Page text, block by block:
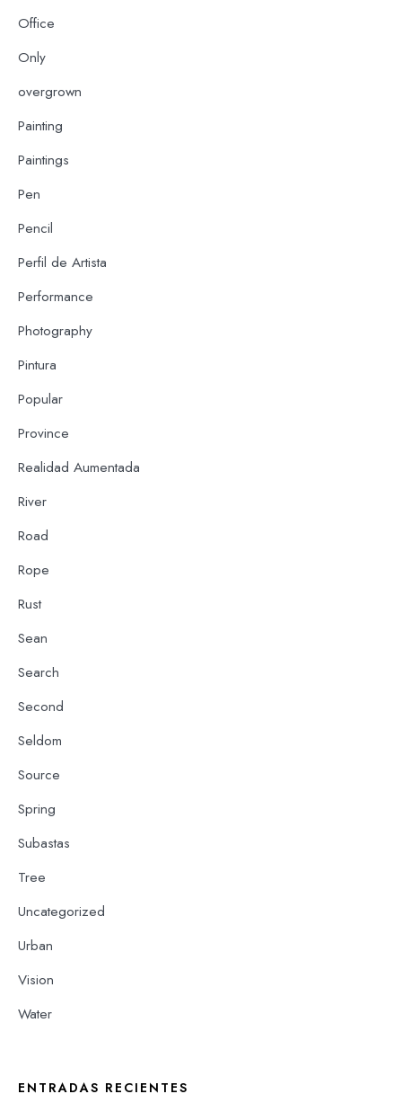
Office
Only
overgrown
Painting
Paintings
Pen
Pencil
Perfil de Artista
Performance
Photography
Pintura
Popular
Province
Realidad Aumentada
River
Road
Rope
Rust
Sean
Search
Second
Seldom
Source
Spring
Subastas
Tree
Uncategorized
Urban
Vision
Water
ENTRADAS RECIENTES